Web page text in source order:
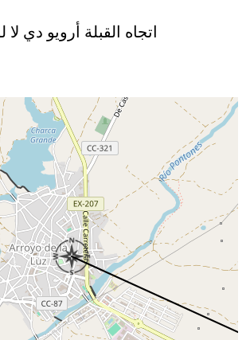
اتجاه القبلة أرويو دي لا